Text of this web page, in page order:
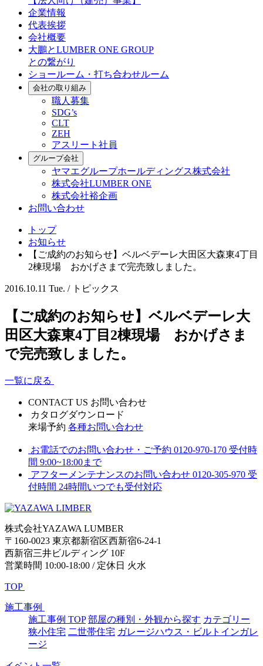
企業情報
代表挨拶
会社概要
大鵬とLUMBER ONE GROUP
との繋がり
ショールーム・打ち合わせルーム
会社の取り組み
職人募集
SDG’s
CLT
ZEH
アスリート社員
グループ会社
ヤマエグループホールディングス株式会社
株式会社LUMBER ONE
株式会社裕企画
お問い合わせ
トップ
お知らせ
【ご成約のお知らせ】ベルベデーレ大田区大森東4丁目
2棟現場 おかげさまで完売致しました。
2016.10.11 Tue. / トピックス
【ご成約のお知らせ】ベルベデーレ大
田区大森東4丁目2棟現場 おかげさま
で完売致しました。
一覧に戻る
CONTACT US お問い合わせ
カタログダウンロード
来場予約 各種お問い合わせ
お電話でのお問い合わせ・ご予約 0120-970-170 受付時
間 9:00~18:00まで
アフターメンテナンスのお問い合わせ 0120-305-970 受
付時間 24時間いつでも受付対応
株式会社YAZAWA LUMBER
〒160-0023 東京都新宿区西新宿6-24-1
西新宿三井ビルディング 10F
営業時間 10:00-18:00 / 定休日 火水
TOP
施工事例
施工事例 TOP 部屋の種別・外観から探す カテゴリー
狭小住宅 二世帯住宅 ガレージハウス・ビルトインガレ
ージ